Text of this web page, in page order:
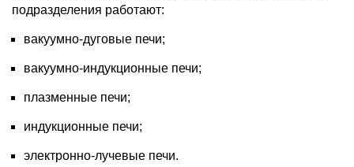
подразделения работают:
вакуумно-дуговые печи;
вакуумно-индукционные печи;
плазменные печи;
индукционные печи;
электронно-лучевые печи.